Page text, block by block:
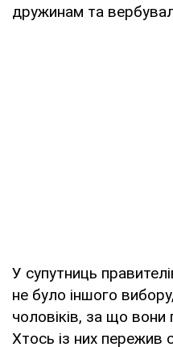
дружинам та
У супутниць
не було іншого
чоловіків, за що вони
Хтось із них пережив